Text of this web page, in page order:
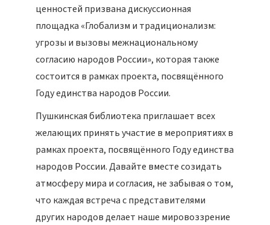
ценностей призвана дискуссионная
площадка «Глобализм и традиционализм:
угрозы и вызовы межнациональному
согласию народов России», которая также
состоится в рамках проекта, посвящённого
Году единства народов России.
Пушкинская библиотека приглашает всех
желающих принять участие в мероприятиях в
рамках проекта, посвящённого Году единства
народов России. Давайте вместе созидать
атмосферу мира и согласия, не забывая о том,
что каждая встреча с представителями
других народов делает наше мировоззрение